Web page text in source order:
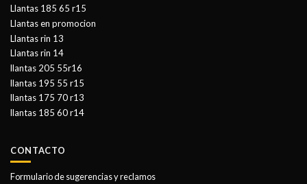
Llantas 185 65 r15
Llantas en promocion
Llantas rin 13
Llantas rin 14
llantas 205 55r16
llantas 195 55 r15
llantas 175 70 r13
llantas 185 60 r14
CONTACTO
Formulario de sugerencias y reclamos